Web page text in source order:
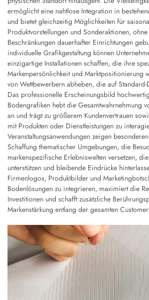
ermöglicht eine nahtlose Integration in
und bietet gleichzeitig Möglichkeiten für
Produktvorstellungen und Sonderaktionen,
Beschränkungen dauerhafter Einrichtungen
individuelle Grafikgestaltung können
einzigartige Installationen schaffen, die ihre
Markenpersönlichkeit und Marktpositionierung
von Wettbewerbern abheben, die auf
Das professionelle Erscheinungsbild
Bodengrafiken hebt die Gesamtwahrnehmung
an und trägt zu größerem Kundenvertrauen
mit Produkten oder Dienstleistungen zu
Veranstaltungsanwendungen zeigen
Schaffung thematischer Umgebungen, die
markenspezifische Erlebniswelten versetzen,
unterstützen und bleibende Eindrücke
Firmenlogos, Produktbilder und
Bodenlösungen zu integrieren, maximiert die
Investitionen und schafft zusätzliche
Markenstärkung entlang der gesamten Customer